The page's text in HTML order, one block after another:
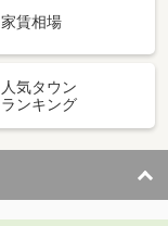
家賃相場
人気タウン
ランキング